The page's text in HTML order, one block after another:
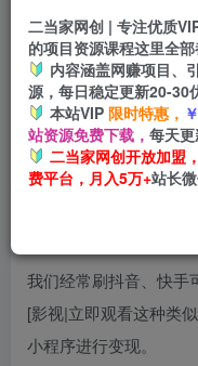
影视剪辑也能月入5w+
秘】
我们经常刷抖音、快手
[影视|立即观看这种类
小程序进行变现。
二当家网创 | 专注优质
的项目资源课程这里全部
内容涵盖网赚项目、
源，每日稳定更新20-30
本站VIP 限时特惠，
站资源免费下载， 每天更
二当家网创开放加盟
费平台，月入5万+站长